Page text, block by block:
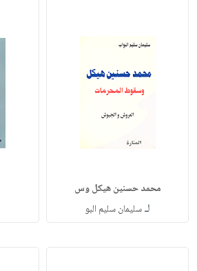
محمد حسنين هيكل وس
لـسليمان سليم البو